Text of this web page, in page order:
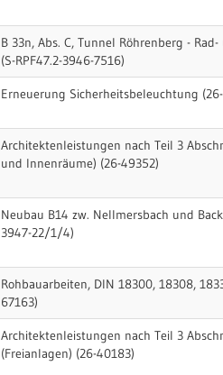
B 33n, Abs. C, Tunnel Röhrenberg -
(S-RPF47.2-3946-7516)
Erneuerung Sicherheitsbeleuchtung
Architektenleistungen nach Teil 3
und Innenräume) (26-49352)
Neubau B14 zw. Nellmersbach und
3947-22/1/4)
Rohbauarbeiten, DIN 18300, 18308,
67163)
Architektenleistungen nach Teil 3
(Freianlagen) (26-40183)